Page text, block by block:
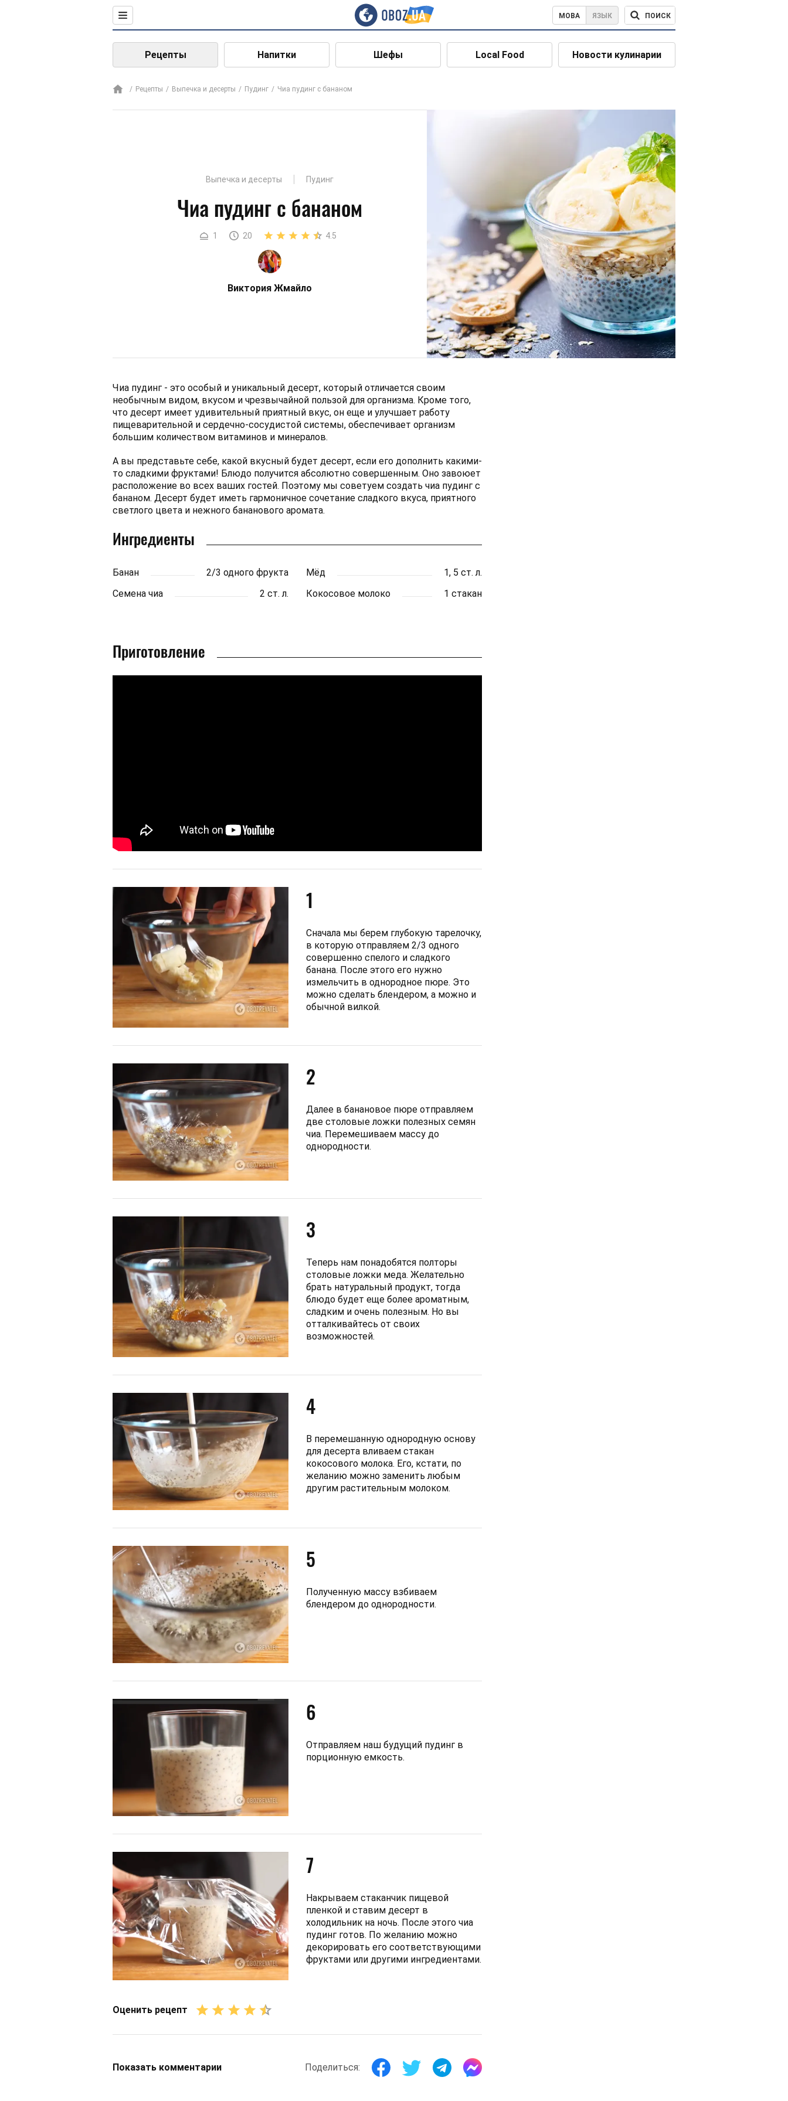
МОВА ЯЗЫК ПОИСК
Рецепты Напитки Шефы Local Food Новости кулинарии
Рецепты Выпечка и десерты Пудинг Чиа пудинг с бананом
Выпечка и десерты Пудинг
Чиа пудинг с бананом
1 20 4.5
Виктория Жмайло
Чиа пудинг - это особый и уникальный десерт, который отличается своим
необычным видом, вкусом и чрезвычайной пользой для организма. Кроме того,
что десерт имеет удивительный приятный вкус, он еще и улучшает работу
пищеварительной и сердечно-сосудистой системы, обеспечивает организм
большим количеством витаминов и минералов.
А вы представьте себе, какой вкусный будет десерт, если его дополнить какими-
то сладкими фруктами! Блюдо получится абсолютно совершенным. Оно завоюет
расположение во всех ваших гостей. Поэтому мы советуем создать чиа пудинг с
бананом. Десерт будет иметь гармоничное сочетание сладкого вкуса, приятного
светлого цвета и нежного бананового аромата.
Ингредиенты
Банан 2/3 одного фрукта Мёд
1, 5 ст. л.
Семена чиа
2 ст. л. Кокосовое молоко 1 стакан
Приготовление
1
Сначала мы берем глубокую тарелочку,
в которую отправляем 2/3 одного
совершенно спелого и сладкого
банана. После этого его нужно
измельчить в однородное пюре. Это
можно сделать блендером, а можно и
обычной вилкой.
2
Далее в банановое пюре отправляем
две столовые ложки полезных семян
чиа. Перемешиваем массу до
однородности.
3
Теперь нам понадобятся полторы
столовые ложки меда. Желательно
брать натуральный продукт, тогда
блюдо будет еще более ароматным,
сладким и очень полезным. Но вы
отталкивайтесь от своих
возможностей.
4
В перемешанную однородную основу
для десерта вливаем стакан
кокосового молока. Его, кстати, по
желанию можно заменить любым
другим растительным молоком.
5
Полученную массу взбиваем
блендером до однородности.
6
Отправляем наш будущий пудинг в
порционную емкость.
7
Накрываем стаканчик пищевой
пленкой и ставим десерт в
холодильник на ночь. После этого чиа
пудинг готов. По желанию можно
декорировать его соответствующими
фруктами или другими ингредиентами.
Оценить рецепт
Показать комментарии Поделиться: